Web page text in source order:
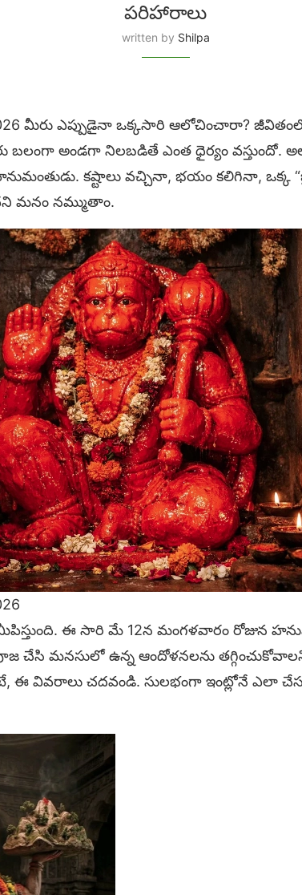
పరిహారాలు
written by Shilpa
మీరు ఎప్పుడైనా ఒక్కసారి ఆలోచించారా?
బలంగా అండగా నిలబడితే ఎంత ధైర్యం
కష్టాలు వచ్చినా, భయం కలిగినా, ఒక్క
మనం నమ్ముతాం.
ఈ సారి మే 12న మంగళవారం రోజున
చేసి మనసులో ఉన్న ఆందోళనలను
ఈ వివరాలు చదవండి. సులభంగా ఇంట్లోనే ఎలా